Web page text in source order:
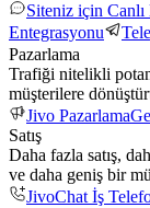
Siteniz için Canlı
Entegrasyonu
Pazarlama
Trafiği nitelikli
müşterilere
Jivo Pazarlama
Satış
Daha fazla satış,
ve daha geniş bir
JivoChat İş